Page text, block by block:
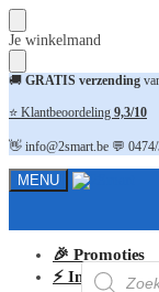
Skip
to
navigation
Skip
to
content
Je winkelmand
🚚 GRATIS verzending
⭐ Klantbeoordeling 9,3/10
👋 info@2smart.be 💬
MENU
Producten
zoeken
🎉 Promoties
⚡